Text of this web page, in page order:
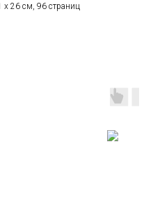
х 26 см, 96 страниц